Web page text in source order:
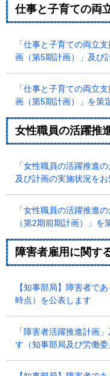
仕事と子育ての両
「仕事と子育ての両立
画（第5期計画）」及び
「仕事と子育ての両立
画（第5期計画）」を策
女性職員の活躍推
「女性職員の活躍推進
及び計画の実施状況を
「女性職員の活躍推進
（第2期前期計画）」を
障害者雇用に関す
【知事部局】障害者で
時点）を公表します
「障害者活躍推進計画
す（知事部局及び労働委